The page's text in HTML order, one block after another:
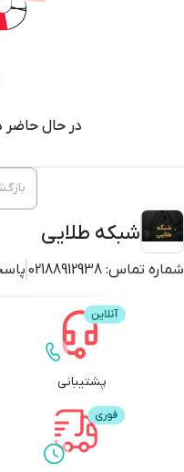
در حال
شبکه طلایی
شماره تماس: 02188912938
پشتیبانی